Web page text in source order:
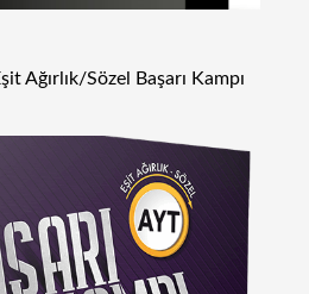
Ağırlık/Sözel Başarı Kampı